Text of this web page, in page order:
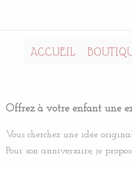
ACCUEIL
Offrez à votre enfant une
Vous cherchez une idée
Pour son anniversaire, je